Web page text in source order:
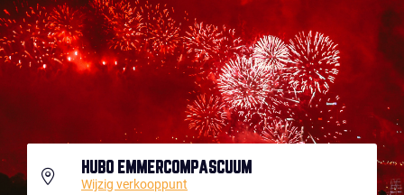
HUBO EMMERCOMPASCUUM
Wijzig verkooppunt